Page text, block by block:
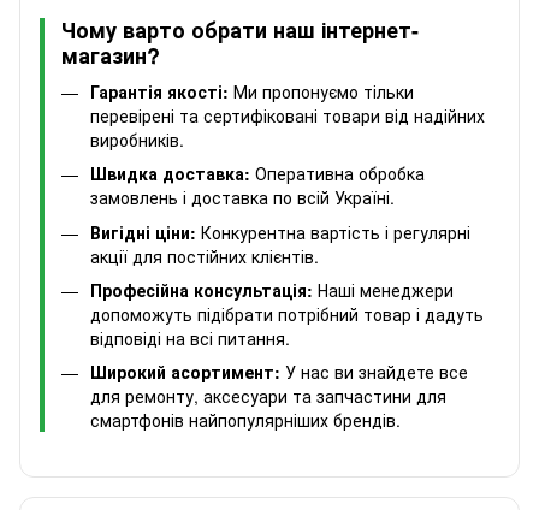
Чому варто обрати наш інтернет-
магазин?
Гарантія якості: Ми пропонуємо тільки
перевірені та сертифіковані товари від надійних
виробників.
Швидка доставка: Оперативна обробка
замовлень і доставка по всій Україні.
Вигідні ціни: Конкурентна вартість і регулярні
акції для постійних клієнтів.
Професійна консультація: Наші менеджери
допоможуть підібрати потрібний товар і дадуть
відповіді на всі питання.
Широкий асортимент: У нас ви знайдете все
для ремонту, аксесуари та запчастини для
смартфонів найпопулярніших брендів.